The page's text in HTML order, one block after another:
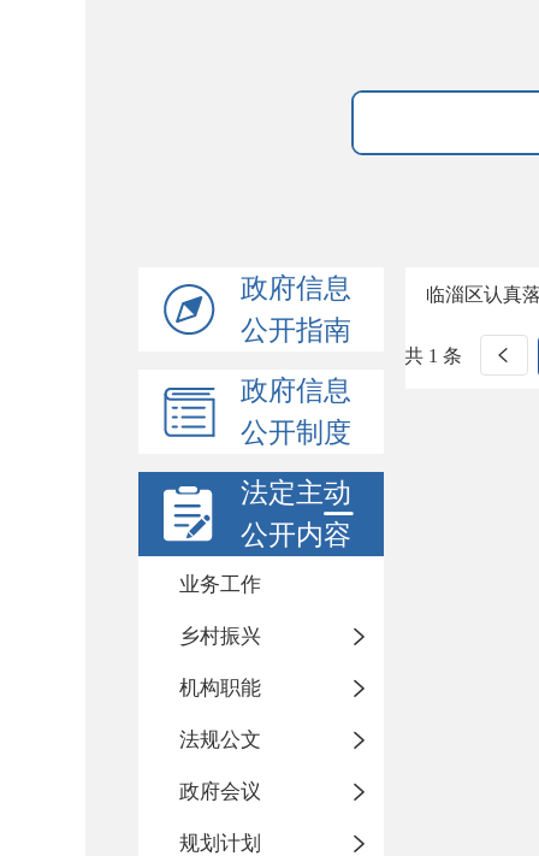
政府信息
公开指南
政府信息
公开制度
法定主动
公开内容
业务工作
乡村振兴
机构职能
法规公文
政府会议
规划计划
临淄区认真
共 1 条